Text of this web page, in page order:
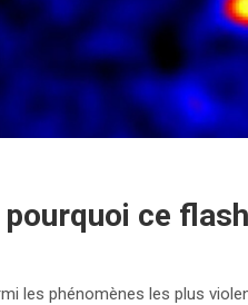
ce
les phénomènes les plus